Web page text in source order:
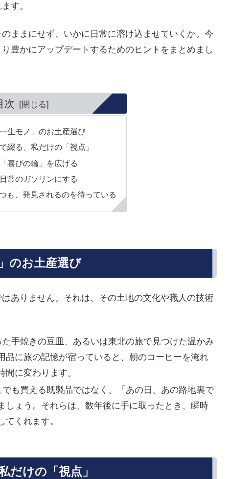
す。
ままにせず、いかに日常に溶け込ませていくか。今
豊かにアップデートするためのヒントをまとめまし
次
生モノ」のお土産選び
綴る、私だけの「視点」
喜びの輪」を広げる
常のガソリンにする
も、発見されるのを待っている
のお土産選び
ありません。それは、その土地の文化や職人の技術
手焼きの豆皿、あるいは東北の旅で見つけた温かみ
品に旅の記憶が宿っていると、朝のコーヒーを淹れ
に変わります。
でも買える既製品ではなく、「あの日、あの路地裏で
しょう。それらは、数年後に手に取ったとき、瞬時
くれます。
だけの「視点」